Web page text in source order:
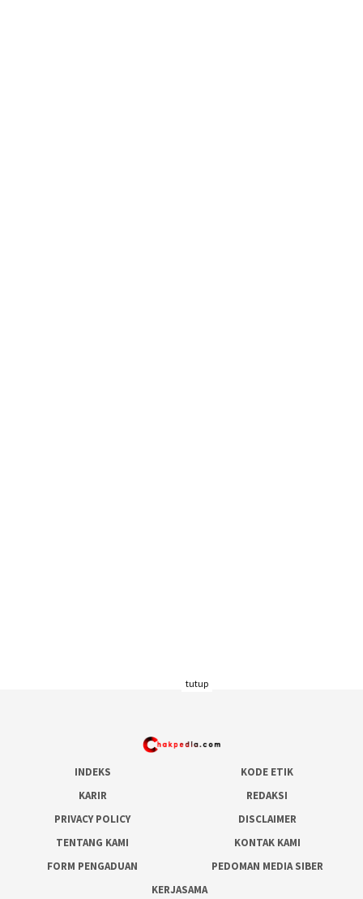
INDEKS
KODE ETIK
KARIR
REDAKSI
PRIVACY POLICY
DISCLAIMER
TENTANG KAMI
KONTAK KAMI
FORM PENGADUAN
PEDOMAN MEDIA SIBER
KERJASAMA
tutup